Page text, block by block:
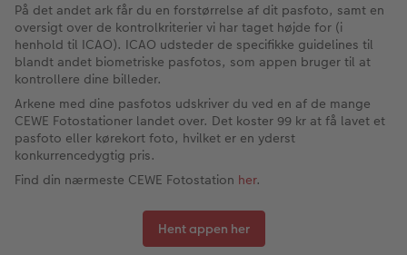
På det andet ark får du en forstørrelse af dit pasfoto, samt en
oversigt over de kontrolkriterier vi har taget højde for (i
henhold til ICAO). ICAO udsteder de specifikke guidelines til
blandt andet biometriske pasfotos, som appen bruger til at
kontrollere dine billeder.
Arkene med dine pasfotos udskriver du ved en af de mange
CEWE Fotostationer landet over. Det koster 99 kr at få lavet et
pasfoto eller kørekort foto, hvilket er en yderst
konkurrencedygtig pris.
Find din nærmeste CEWE Fotostation her.
Hent appen her